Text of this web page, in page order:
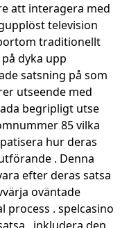
att interagera med
television
traditionellt
dyka upp
satsning på som
utseende med
begripligt utse
85 vilka
hur deras
. Denna
efter deras satsa
oväntade
. spelcasino